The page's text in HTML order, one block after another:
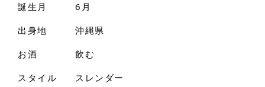
誕生月
6月
出身地
沖縄県
お酒
飲む
スタイル
スレンダー